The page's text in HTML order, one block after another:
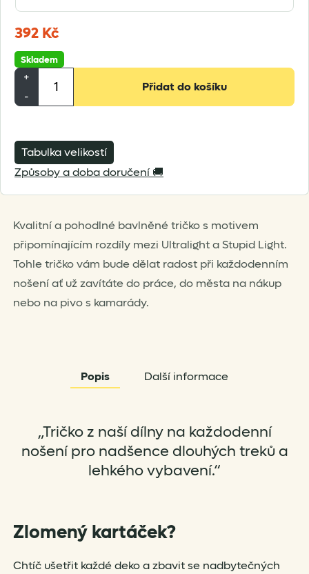
Kvalitní a pohodlné bavlněné tričko s motivem
připomínajícím rozdíly mezi Ultralight a Stupid Light.
Tohle tričko vám bude dělat radost při každodenním
nošení ať už zavítáte do práce, do města na nákup
nebo na pivo s kamarády.
392 Kč
Skladem
+
-
tričko
Ultralight
/
množství
Přidat do košíku
Tabulka velikostí
Způsoby a doba doručení 🚚
Popis Další informace
„Tričko z naší dílny na každodenní
nošení pro nadšence dlouhých treků a
lehkého vybavení.“
Zlomený kartáček?
Chtíč ušetřit každé deko a zbavit se nadbytečných